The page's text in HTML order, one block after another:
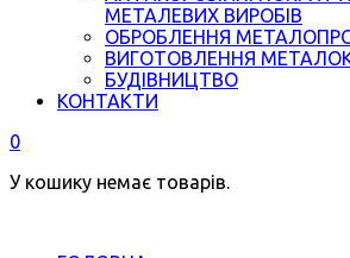
МЕТАЛЕВИХ ВИРОБІВ
ОБРОБЛЕННЯ
ВИГОТОВЛЕННЯ
БУДІВНИЦТВО
КОНТАКТИ
0
У кошику немає товарів.